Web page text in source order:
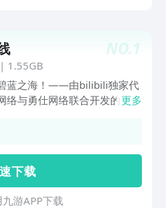
NO.1
1.55GB
蓝之海！——由bilibili独家代
络与勇仕网络联合开发的《碧
收集养成及多种休闲玩法为一
合即时战斗模式，沉浸还原海
带你体验全新的乐趣！
更多
下 载
游APP下载